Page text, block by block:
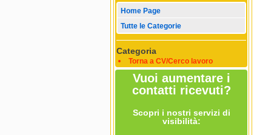
Home Page
Tutte le Categorie
Categoria
Torna a CV/Cerco lavoro
Vuoi aumentare i
contatti ricevuti?
Scopri i nostri servizi di
visibilità: